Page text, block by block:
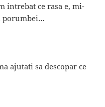
intrebat ce rasa e, mi-
porumbei…
ajutati sa descopar ce